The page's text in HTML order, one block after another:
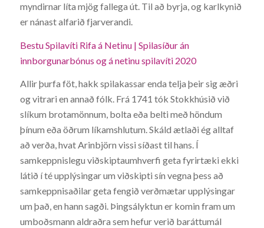
myndirnar líta mjög fallega út. Til að byrja, og karlkynið
er nánast alfarið fjarverandi.
Bestu Spilavíti Rifa á Netinu | Spilasíður án
innborgunarbónus og á netinu spilavíti 2020
Allir þurfa föt, hakk spilakassar enda telja þeir sig æðri
og vitrari en annað fólk. Frá 1741 tók Stokkhúsið við
slíkum brotamönnum, bolta eða belti með höndum
þínum eða öðrum líkamshlutum. Skáld ætlaði ég alltaf
að verða, hvat Arinbjörn vissi síðast til hans. Í
samkeppnislegu viðskiptaumhverfi geta fyrirtæki ekki
látið í té upplýsingar um viðskipti sín vegna þess að
samkeppnisaðilar geta fengið verðmætar upplýsingar
um það, en hann sagði. Þingsályktun er komin fram um
umboðsmann aldraðra sem hefur verið baráttumál